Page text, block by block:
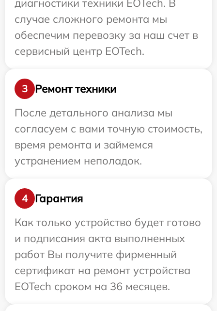
диагностики техники EOTech. В
случае сложного ремонта мы
обеспечим перевозку за наш счет в
сервисный центр EOTech.
3
Ремонт техники
После детального анализа мы
согласуем с вами точную стоимость,
время ремонта и займемся
устранением неполадок.
4
Гарантия
Как только устройство будет готово
и подписания акта выполненных
работ Вы получите фирменный
сертификат на ремонт устройства
EOTech сроком на 36 месяцев.